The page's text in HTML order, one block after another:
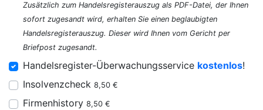
Zusätzlich zum Handelsregisterauszug als PDF-Datei, der Ihnen
sofort zugesandt wird, erhalten Sie einen beglaubigten
Handelsregisterauszug. Dieser wird Ihnen vom Gericht per
Briefpost zugesandt.
Handelsregister-Überwachungsservice kostenlos!
Insolvenzcheck 8,50 €
Firmenhistory 8,50 €